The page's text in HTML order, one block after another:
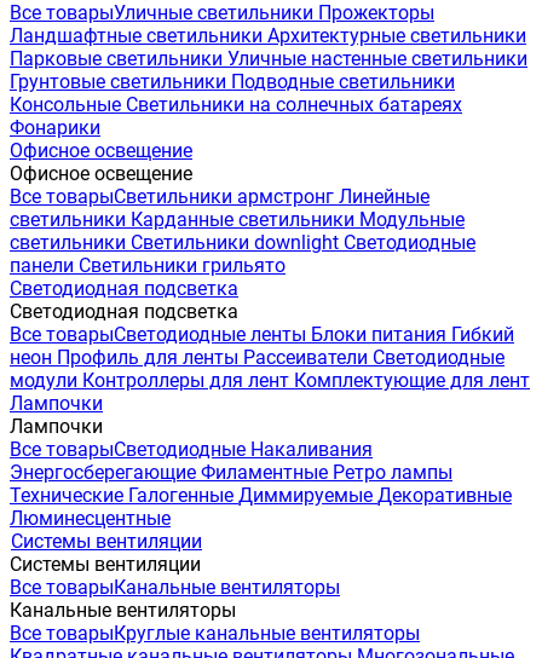
Все товарыУличные светильники Прожекторы
Ландшафтные светильники Архитектурные светильники
Парковые светильники Уличные настенные светильники
Грунтовые светильники Подводные светильники
Консольные Светильники на солнечных батареях
Фонарики
Офисное освещение
Офисное освещение
Все товарыСветильники армстронг Линейные
светильники Карданные светильники Модульные
светильники Светильники downlight Светодиодные
панели Светильники грильято
Светодиодная подсветка
Светодиодная подсветка
Все товарыСветодиодные ленты Блоки питания Гибкий
неон Профиль для ленты Рассеиватели Светодиодные
модули Контроллеры для лент Комплектующие для лент
Лампочки
Лампочки
Все товарыСветодиодные Накаливания
Энергосберегающие Филаментные Ретро лампы
Технические Галогенные Диммируемые Декоративные
Люминесцентные
Системы вентиляции
Системы вентиляции
Все товарыКанальные вентиляторы
Канальные вентиляторы
Все товарыКруглые канальные вентиляторы